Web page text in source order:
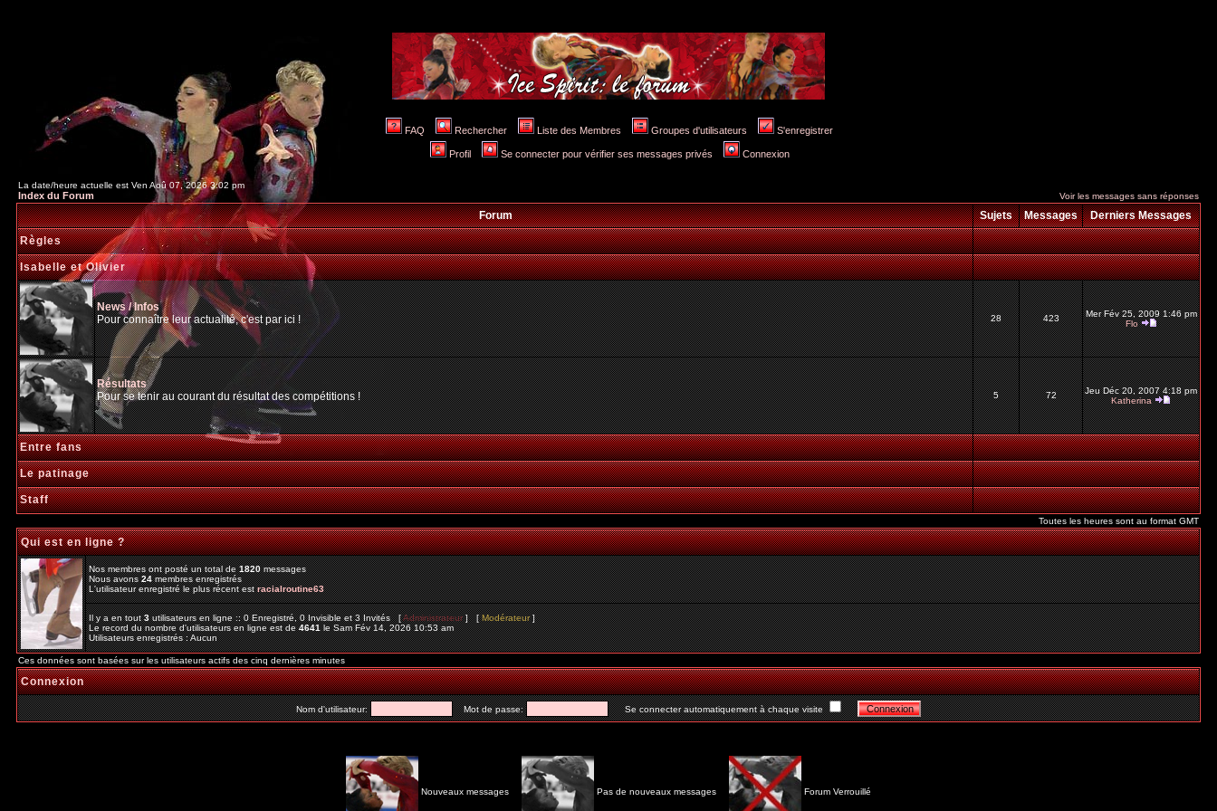
FAQ Rechercher Liste des Membres Groupes d'utilisateurs S'enregistrer
Profil Se connecter pour vérifier ses messages privés Connexion
La date/heure actuelle est Ven Aoû 07, 2026 3:02 pm
Index du Forum Voir les messages sans réponses
Forum Sujets Messages Derniers Messages
Règles
Isabelle et Olivier
News / Infos
Pour connaître leur actualité, c'est par ici !
28 423
Mer Fév 25, 2009 1:46 pm
Flo
Résultats
Pour se tenir au courant du résultat des compétitions !
5 72
Jeu Déc 20, 2007 4:18 pm
Katherina
Entre fans
Le patinage
Staff
Toutes les heures sont au format GMT
Qui est en ligne ?
Nos membres ont posté un total de1820messages
Nous avons24membres enregistrés
L'utilisateur enregistré le plus récent estracialroutine63
Il y a en tout3utilisateurs en ligne :: 0 Enregistré, 0 Invisible et 3 Invités [Administrateur] [Modérateur]
Le record du nombre d'utilisateurs en ligne est de4641le Sam Fév 14, 2026 10:53 am
Utilisateurs enregistrés : Aucun
Ces données sont basées sur les utilisateurs actifs des cinq dernières minutes
Connexion
Nom d'utilisateur: Mot de passe: Se connecter automatiquement à chaque visite
Nouveaux messages Pas de nouveaux messages Forum Verrouillé